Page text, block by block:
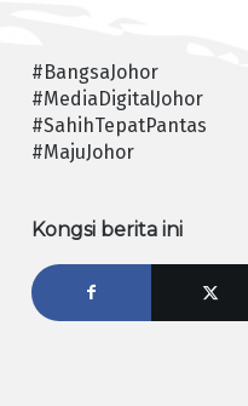
#BangsaJohor
#MediaDigitalJohor
#SahihTepatPantas
#MajuJohor
Kongsi berita ini